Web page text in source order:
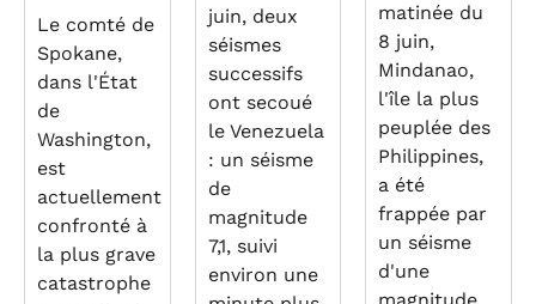
Le comté de
Spokane,
dans l'État
de
Washington,
est
actuellement
confronté à
la plus grave
catastrophe
juin, deux
séismes
successifs
ont secoué
le Venezuela
: un séisme
de
magnitude
7,1, suivi
environ une
matinée du
8 juin,
Mindanao,
l'île la plus
peuplée des
Philippines,
a été
frappée par
un séisme
d'une